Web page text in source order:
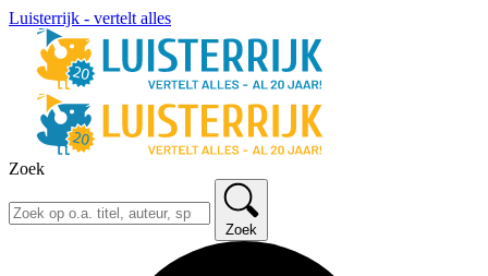
Luisterrijk - vertelt alles
Zoek
Zoek